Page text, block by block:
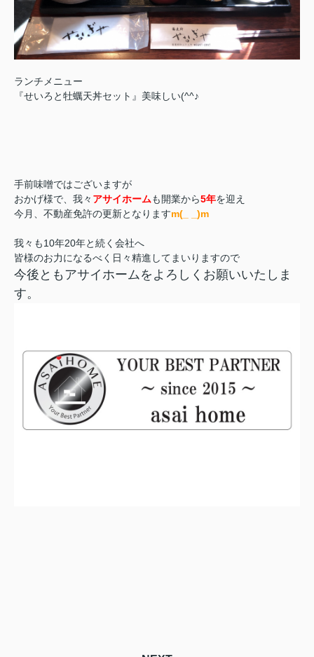
ランチメニュー
『せいろと牡蠣天丼セット』美味しい(^^♪
手前味噌ではございますが
おかげ様で、我々 アサイホームも開業から5年を迎え
今月、不動産免許の更新となりますm(_ _)m
我々も10年20年と続く会社へ
皆様のお力になるべく日々精進してまいりますので
今後ともアサイホームをよろしくお願いいたしま
す。